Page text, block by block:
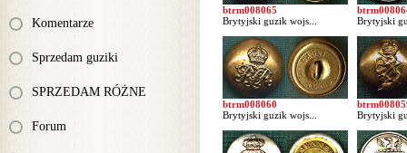
Komentarze
Sprzedam guziki
SPRZEDAM RÓŻNE
Forum
btrm008065
Brytyjski guzik wojs...
Brytyjski
btrm008060
Brytyjski guzik wojs...
Brytyjski